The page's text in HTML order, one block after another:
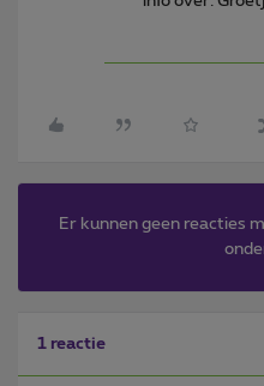
Er kunnen geen reacties
1 reactie